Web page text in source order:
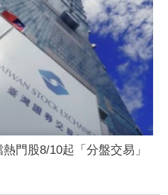
門股8/10起「分盤交易」